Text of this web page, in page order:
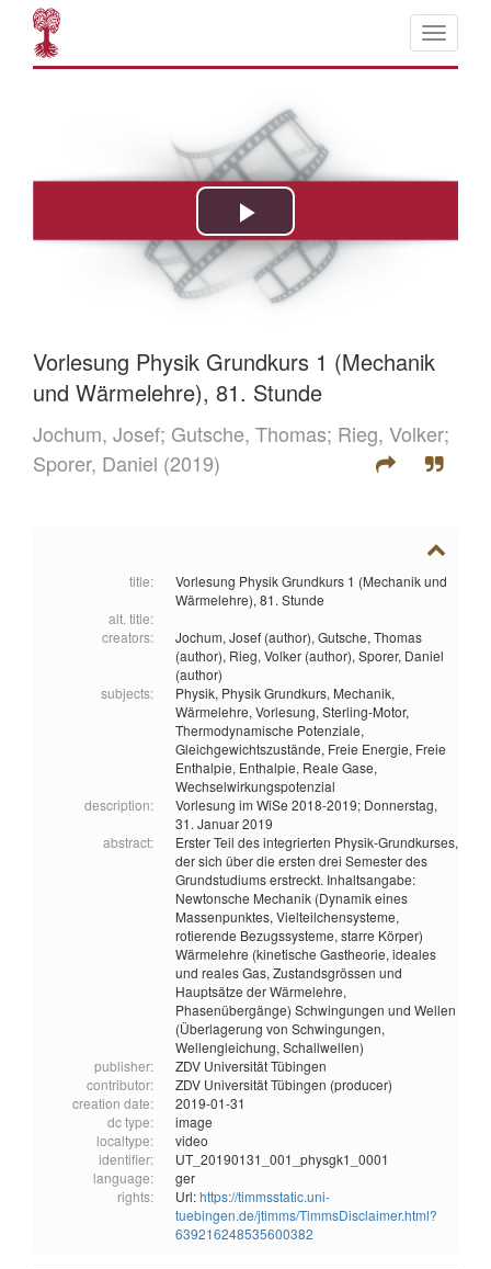
Vorlesung Physik Grundkurs 1 (Mechanik
und Wärmelehre), 81. Stunde
Jochum, Josef; Gutsche, Thomas; Rieg, Volker;
Sporer, Daniel (2019)
title:
Vorlesung Physik Grundkurs 1 (Mechanik und
Wärmelehre), 81. Stunde
alt. title:
creators:
Jochum, Josef (author), Gutsche, Thomas
(author), Rieg, Volker (author), Sporer, Daniel
(author)
subjects:
Physik, Physik Grundkurs, Mechanik,
Wärmelehre, Vorlesung, Sterling-Motor,
Thermodynamische Potenziale,
Gleichgewichtszustände, Freie Energie, Freie
Enthalpie, Enthalpie, Reale Gase,
Wechselwirkungspotenzial
description:
Vorlesung im WiSe 2018-2019; Donnerstag,
31. Januar 2019
abstract:
Erster Teil des integrierten Physik-Grundkurses,
der sich über die ersten drei Semester des
Grundstudiums erstreckt. Inhaltsangabe:
Newtonsche Mechanik (Dynamik eines
Massenpunktes, Vielteilchensysteme,
rotierende Bezugssysteme, starre Körper)
Wärmelehre (kinetische Gastheorie, ideales
und reales Gas, Zustandsgrössen und
Hauptsätze der Wärmelehre,
Phasenübergänge) Schwingungen und Wellen
(Überlagerung von Schwingungen,
Wellengleichung, Schallwellen)
publisher:
ZDV Universität Tübingen
contributor:
ZDV Universität Tübingen (producer)
creation date:
2019-01-31
dc type:
image
localtype:
video
identifier:
UT_20190131_001_physgk1_0001
language:
ger
rights:
Url:https://timmsstatic.uni-
tuebingen.de/jtimms/TimmsDisclaimer.html?
639216248535600382